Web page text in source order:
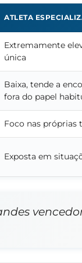
ATLETA
Extremamente
única
Baixa, tende a
fora do papel
Foco nas próprias
Exposta em